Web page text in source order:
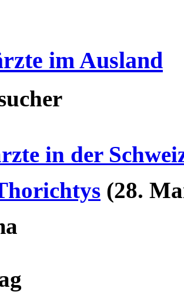
im Ausland
in der
(28.